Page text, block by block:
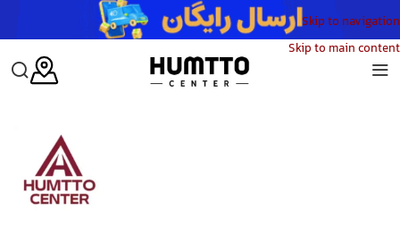
Skip to navigation
Skip to main content
کفش پیاده‌روی زنانه هامتو